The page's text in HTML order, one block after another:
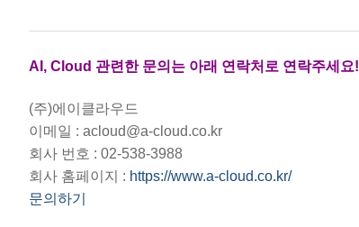
AI, Cloud 관련한 문의는 아래 연락처로 연락주세요!
(주)에이클라우드
이메일 : acloud@a-cloud.co.kr
회사 번호 : 02-538-3988
회사 홈페이지 : https://www.a-cloud.co.kr/
문의하기